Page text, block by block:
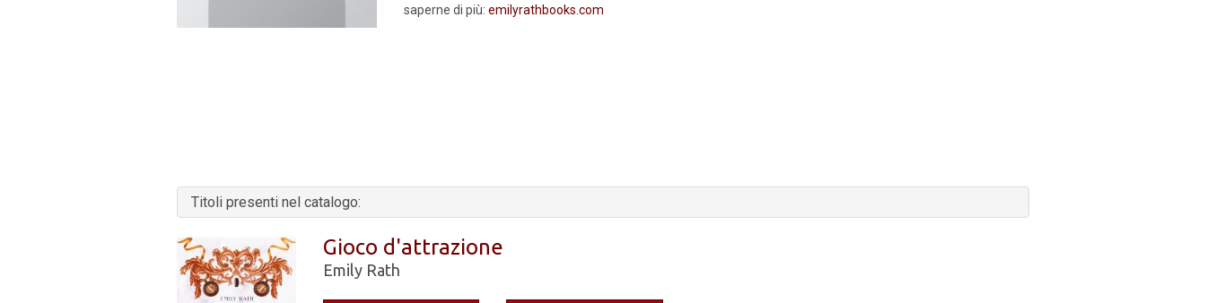
saperne di più: emilyrathbooks.com
Titoli presenti nel catalogo:
Gioco d'attrazione
Emily Rath